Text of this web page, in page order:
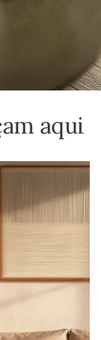
aqui